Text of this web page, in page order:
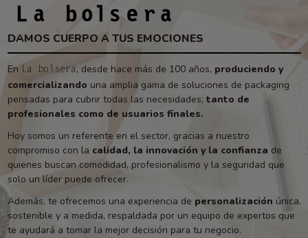
DAMOS CUERPO A TUS EMOCIONES
En La bolsera , desde hace más de 100 años, produciendo y
comercializando una amplia gama de soluciones de packaging
pensadas para cubrir todas las necesidades, tanto de
profesionales como de usuarios finales.
Hoy somos un referente en el sector, gracias a nuestro
compromiso con la calidad, la innovación y la confianza de
quienes buscan comodidad, profesionalismo y la seguridad que
solo un líder puede ofrecer.
Además, te ofrecemos una experiencia de personalización única,
sostenible y a medida, respaldada por un equipo de expertos que
te ayudará a tomar la mejor decisión para tu negocio.